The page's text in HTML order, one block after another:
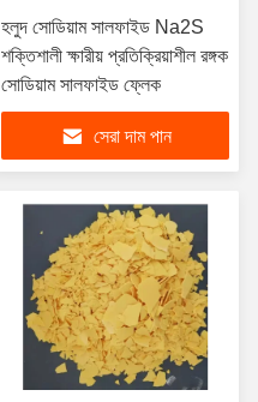
হলুদ সোডিয়াম সালফাইড Na2S
শক্তিশালী ক্ষারীয় প্রতিক্রিয়াশীল রঙ্গক
সোডিয়াম সালফাইড ফ্লেক
সেরা দাম পান